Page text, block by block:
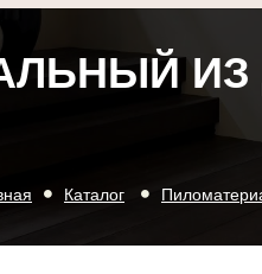
ИЗ
Каталог